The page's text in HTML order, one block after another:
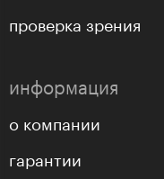
проверка зрения
информация
о компании
гарантии